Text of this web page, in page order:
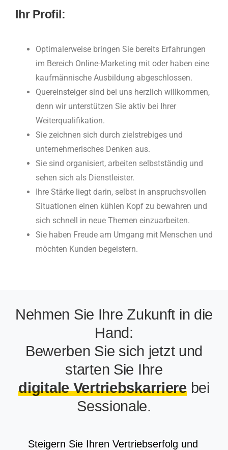
Ihr Profil:
Optimalerweise bringen Sie bereits Erfahrungen
im Bereich Online-Marketing mit oder haben eine
kaufmännische Ausbildung abgeschlossen.
Quereinsteiger sind bei uns herzlich willkommen,
denn wir unterstützen Sie aktiv bei Ihrer
Weiterqualifikation.
Sie zeichnen sich durch zielstrebiges und
unternehmerisches Denken aus.
Sie sind organisiert, arbeiten selbstständig und
sehen sich als Dienstleister.
Ihre Stärke liegt darin, selbst in anspruchsvollen
Situationen einen kühlen Kopf zu bewahren und
sich schnell in neue Themen einzuarbeiten.
Sie haben Freude am Umgang mit Menschen und
möchten Kunden begeistern.
Nehmen Sie Ihre Zukunft in die
Hand:
Bewerben Sie sich jetzt und
starten Sie Ihre
digitale Vertriebskarrierebei
Sessionale.
Steigern Sie Ihren Vertriebserfolg und